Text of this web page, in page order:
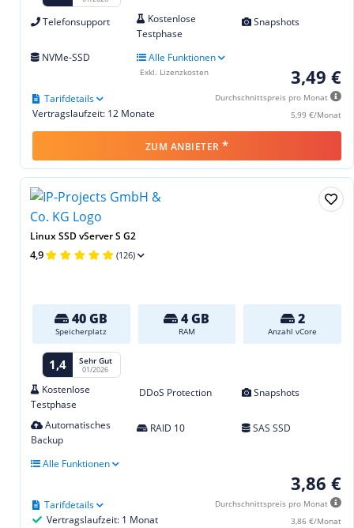
Telefonsupport
Kostenlose
Testphase
Snapshots
NVMe-SSD Alle Funktionen
3,49 €
Durchschnittspreis pro Monat
5,99 €/Monat
Vertragslaufzeit: 12 Monate
Tarifdetails
Exkl. Lizenzkosten
ZUM ANBIETER *
Linux SSD vServer S G2
4,9 (126)
40 GB
Speicherplatz
4 GB
RAM
2
Anzahl vCore
1,4 Sehr Gut
01/2026
Kostenlose
Testphase
DDoS Protection Snapshots
Automatisches
Backup
RAID 10 SAS SSD
Alle Funktionen
3,86 €
Durchschnittspreis pro Monat
3,86 €/Monat
Vertragslaufzeit: 1 Monat
Tarifdetails